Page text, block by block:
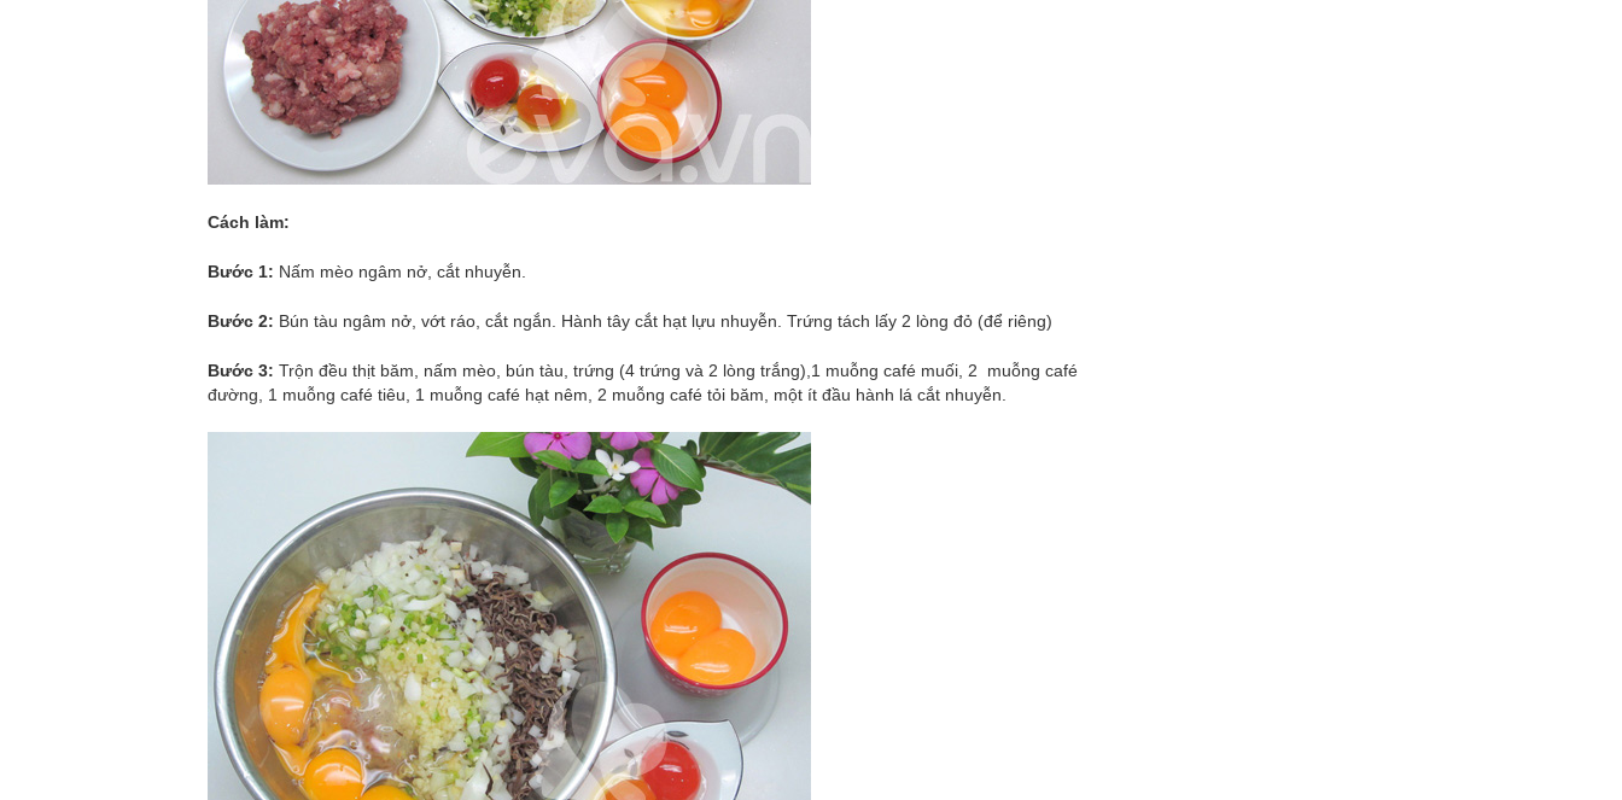
Cách làm:
Bước 1: Nấm mèo ngâm nở, cắt nhuyễn.
Bước 2: Bún tàu ngâm nở, vớt ráo, cắt ngắn. Hành tây cắt hạt lựu nhuyễn. Trứng tách lấy 2 lòng đỏ (để riêng)
Bước 3: Trộn đều thịt băm, nấm mèo, bún tàu, trứng (4 trứng và 2 lòng trắng),1 muỗng café muối, 2 muỗng café
đường, 1 muỗng café tiêu, 1 muỗng café hạt nêm, 2 muỗng café tỏi băm, một ít đầu hành lá cắt nhuyễn.